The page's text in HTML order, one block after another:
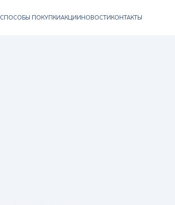
СПОСОБЫ ПОКУПКИАКЦИИНОВОСТИКОНТАКТЫ